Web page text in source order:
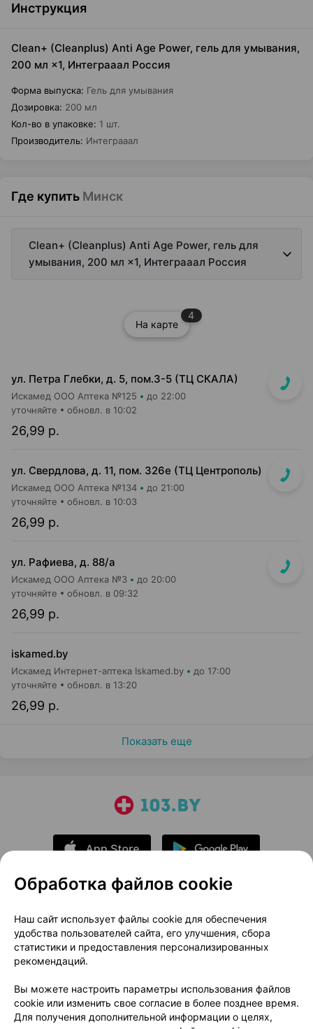
Инструкция
Clean+ (Cleanplus) Anti Age Power, гель для умывания,
200 мл ×1, Интеграаал Россия
Форма выпуска: Гель для умывания
Дозировка: 200 мл
Кол-во в упаковке: 1 шт.
Производитель: Интеграаал
Где купить Минск
Clean+ (Cleanplus) Anti Age Power, гель для
умывания, 200 мл ×1, Интеграаал Россия
На карте
4
ул. Петра Глебки, д. 5, пом.3-5 (ТЦ СКАЛА)
Искамед ООО Аптека №125 до 22:00
26,99 р.
уточняйте обновл. в 10:02
ул. Свердлова, д. 11, пом. 326е (ТЦ Центрополь)
Искамед ООО Аптека №134 до 21:00
26,99 р.
уточняйте обновл. в 10:03
ул. Рафиева, д. 88/а
Искамед ООО Аптека №3 до 20:00
26,99 р.
уточняйте обновл. в 09:32
iskamed.by
Искамед Интернет-аптека Iskamed.by до 17:00
26,99 р.
уточняйте обновл. в 13:20
Показать еще
О проекте
Новости проекта
Размещение рекламы
Медицинский маркетинг
Публичный договор
Доставка
Способы оплаты
Вакансии
Партнеры
Написать руководителю 103.by
Обработка файлов cookie
Наш сайт использует файлы cookie для обеспечения
удобства пользователей сайта, его улучшения, сбора
статистики и предоставления персонализированных
рекомендаций.
Вы можете настроить параметры использования файлов
cookie или изменить свое согласие в более позднее время.
Для получения дополнительной информации о целях,